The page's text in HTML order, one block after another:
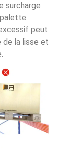
surcharge
peut
de la lisse et